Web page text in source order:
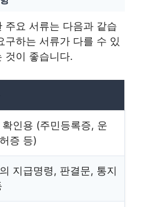
주요 서류는 다음과 같습
구하는 서류가 다를 수 있
것이 좋습니다.
확인용 (주민등록증, 운
증 등)
지급명령, 판결문, 통지